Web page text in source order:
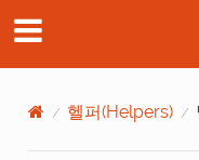
헬퍼(Helpers)